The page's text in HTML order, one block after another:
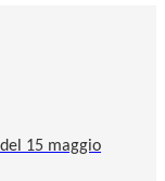
15 maggio